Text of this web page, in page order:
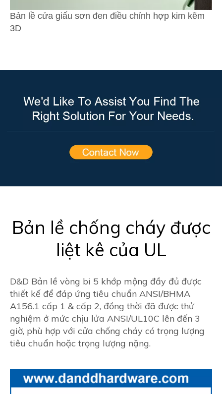
Bản lề cửa giấu sơn đen điều chỉnh hợp kim kẽm
3D
Bản lề chống cháy được
liệt kê của UL
D&D Bản lề vòng bi 5 khớp mộng đầy đủ được
thiết kế để đáp ứng tiêu chuẩn ANSI/BHMA
A156.1 cấp 1 & cấp 2, đồng thời đã được thử
nghiệm ở mức chịu lửa ANSI/UL10C lên đến 3
giờ, phù hợp với cửa chống cháy có trọng lượng
tiêu chuẩn hoặc trọng lượng nặng.